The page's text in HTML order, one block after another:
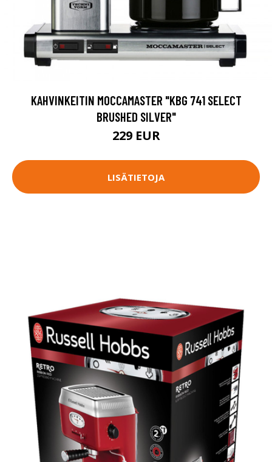
KAHVINKEITIN MOCCAMASTER "KBG 741 SELECT
BRUSHED SILVER"
229 EUR
LISÄTIETOJA